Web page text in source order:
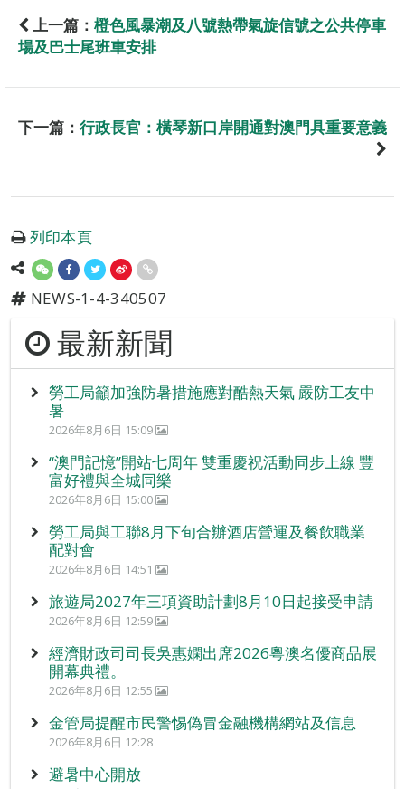
上一篇： 橙色風暴潮及八號熱帶氣旋信號之公共停車
場及巴士尾班車安排
下一篇： 行政長官：橫琴新口岸開通對澳門具重要意義
列印本頁
NEWS-1-4-340507
最新新聞
勞工局籲加強防暑措施應對酷熱天氣 嚴防工友中
暑
2026年8月6日 15:09
“澳門記憶”開站七周年 雙重慶祝活動同步上線 豐
富好禮與全城同樂
2026年8月6日 15:00
勞工局與工聯8月下旬合辦酒店營運及餐飲職業
配對會
2026年8月6日 14:51
旅遊局2027年三項資助計劃8月10日起接受申請
2026年8月6日 12:59
經濟財政司司長吳惠嫻出席2026粵澳名優商品展
開幕典禮。
2026年8月6日 12:55
金管局提醒市民警惕偽冒金融機構網站及信息
2026年8月6日 12:28
避暑中心開放